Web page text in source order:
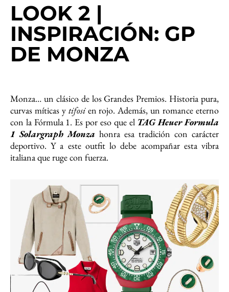
LOOK 2 |
INSPIRACIÓN: GP
DE MONZA
Monza… un clásico de los Grandes Premios. Historia pura,
curvas míticas y tifosien rojo. Además, un romance eterno
con la Fórmula 1. Es por eso que el TAG Heuer Formula
1 Solargraph Monza honra esa tradición con carácter
deportivo. Y a este outfit lo debe acompañar esta vibra
italiana que ruge con fuerza.